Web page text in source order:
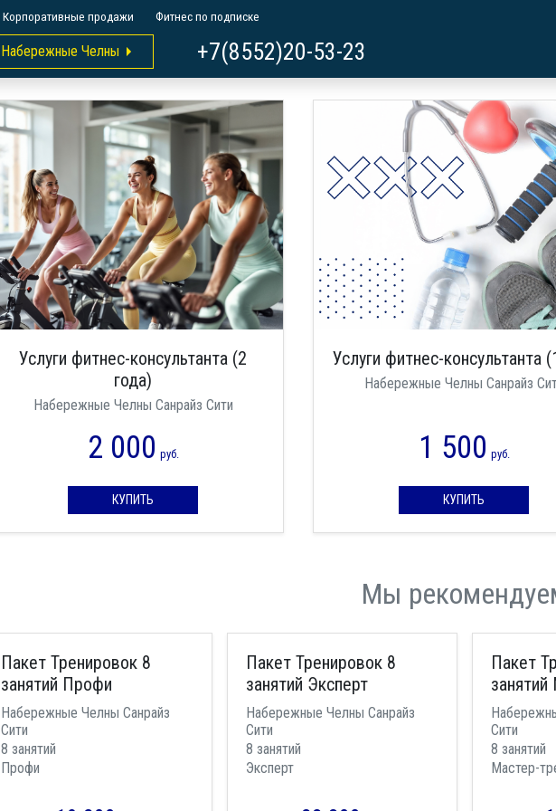
Корпоративные продажи Фитнес по подписке
Набережные Челны +7(8552)20-53-23
Услуги фитнес-консультанта (2
года)
Набережные Челны Санрайз Сити
2 000 руб.
КУПИТЬ
Услуги фитнес-консультанта
Набережные Челны Санрайз
1 500 руб.
КУПИТЬ
Мы
Пакет Тренировок 8
занятий Профи
Набережные Челны Санрайз
Сити
8 занятий
Профи
Пакет Тренировок 8
занятий Эксперт
Набережные Челны Санрайз
Сити
8 занятий
Эксперт
Пакет
Сити
8 занятий
Мастер-